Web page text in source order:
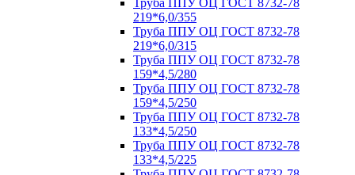
Труба ППУ ОЦ ГОСТ 8732-78
219*6,0/355
Труба ППУ ОЦ ГОСТ 8732-78
219*6,0/315
Труба ППУ ОЦ ГОСТ 8732-78
159*4,5/280
Труба ППУ ОЦ ГОСТ 8732-78
159*4,5/250
Труба ППУ ОЦ ГОСТ 8732-78
133*4,5/250
Труба ППУ ОЦ ГОСТ 8732-78
133*4,5/225